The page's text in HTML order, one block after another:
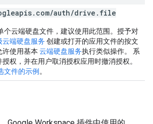
. com/auth/drive . file
个云端硬盘文件，建议使用此范围。 授予对
云端硬盘服务 创建或打开的应用文件的按文
许使用基本 云端硬盘服务执行类似操作。 系
权，并在用户取消授权应用时撤消授权。
文件的示例 。